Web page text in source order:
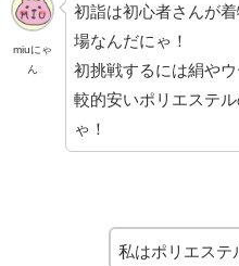
miuにゃ
ん
初詣は初心者さんが
場なんだにゃ！
初挑戦するには絹や
較的安いポリエステ
ゃ！
私はポリエステ